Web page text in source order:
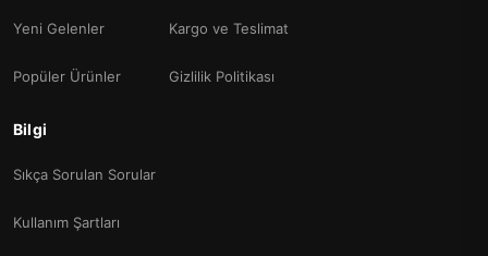
Yeni Gelenler
Popüler Ürünler
Kargo ve Teslimat
Gizlilik Politikası
Bilgi
Sıkça Sorulan Sorular
Kullanım Şartları